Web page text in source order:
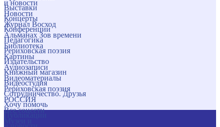
и новости
Новости
Журнал Восход
Альманах Зов времени
Библиотека
Картины
Аудиозаписи
Видеоматериалы
Рериховская поэзия
РОССИЯ
Все соцсети
Выставки
Концерты
Конференции
Педагогика
Рериховская поэзия
Издательство
Книжный магазин
Видеостудия
Сотрудничество. Друзья
Хочу помочь